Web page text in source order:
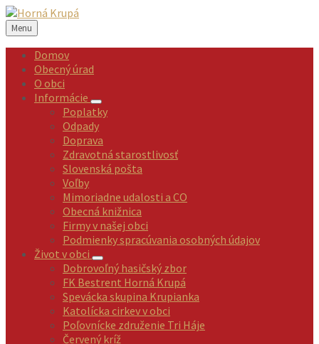
Preskočiť
na
obsah
Preskočiť
na
ľavý
panel
Preskočiť
na
pravý
panel
Preskočiť
na
pätičku
Menu
Domov
Obecný úrad
O obci
Informácie
Poplatky
Odpady
Doprava
Zdravotná starostlivosť
Slovenská pošta
Voľby
Mimoriadne udalosti a CO
Obecná knižnica
Firmy v našej obci
Podmienky spracúvania osobných údajov
Život v obci
Dobrovoľný hasičský zbor
FK Bestrent Horná Krupá
Spevácka skupina Krupianka
Katolícka cirkev v obci
Poľovnícke združenie Tri Háje
Červený kríž